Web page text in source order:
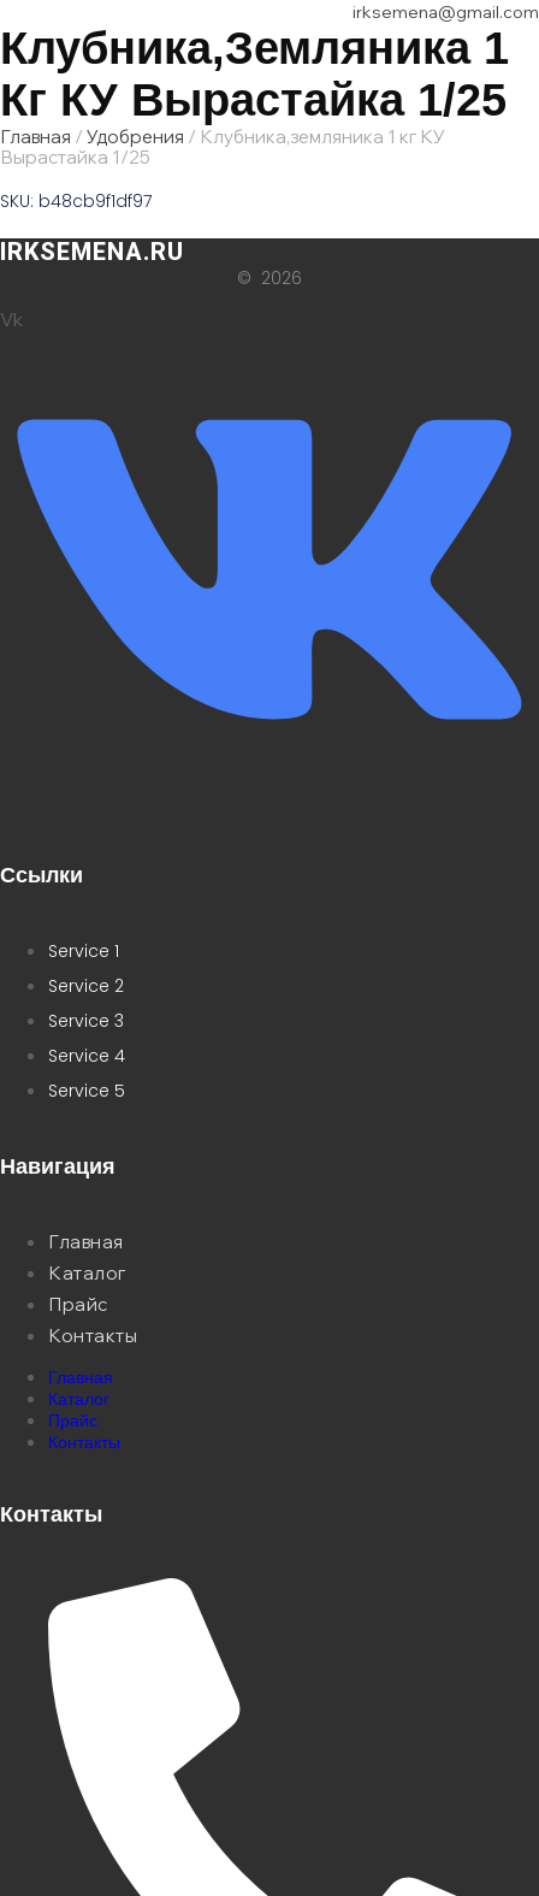
irksemena@gmail.com
Клубника,земляника 1
Кг КУ Вырастайка 1/25
Главная / Удобрения / Клубника,земляника 1 кг КУ
Вырастайка 1/25
SKU: b48cb9f1df97
IRKSEMENA.RU
© 2026
Vk
Ссылки
Service 1
Service 2
Service 3
Service 4
Service 5
Навигация
Главная
Каталог
Прайс
Контакты
Главная
Каталог
Прайс
Контакты
Контакты